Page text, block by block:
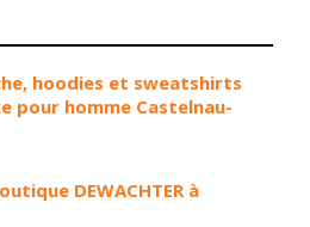
hoodies et sweatshirts
pour homme Castelnau-
DEWACHTER à